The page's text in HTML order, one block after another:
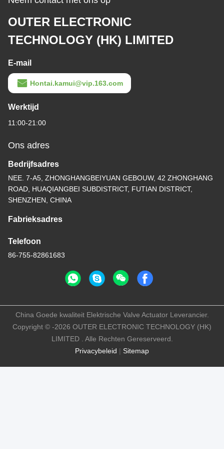
OUTER ELECTRONIC
TECHNOLOGY (HK) LIMITED
E-mail
Hontai.kamui@vip.163.com
Werktijd
11:00-21:00
Ons adres
Bedrijfsadres
NEE. 7-A5, ZHONGHANGBEIYUAN GEBOUW, 42 ZHONGHANG
ROAD, HUAQIANGBEI SUBDISTRICT, FUTIAN DISTRICT,
SHENZHEN, CHINA
Fabrieksadres
Telefoon
86-755-82861683
Privacybeleid | Sitemap
China Goede kwaliteit Elektrische Valve Actuator Leverancier.
Copyright © -2026 OUTER ELECTRONIC TECHNOLOGY (HK)
LIMITED . Alle Rechten Gereserveerd.